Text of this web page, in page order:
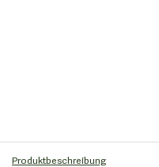
Produktbeschreibung